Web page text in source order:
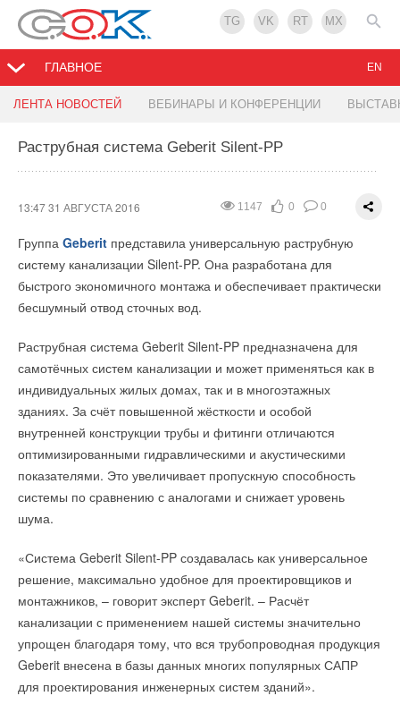
TG VK RT MX
ГЛАВНОЕ
ЛЕНТА НОВОСТЕЙ ВЕБИНАРЫ И КОНФЕРЕНЦИИ
EN
Раструбная система Geberit Silent-PP
1147 0 0
13:47 31 АВГУСТА 2016
Группа Geberit представила универсальную раструбную
систему канализации Silent-PP. Она разработана для
быстрого экономичного монтажа и обеспечивает практически
бесшумный отвод сточных вод.
Раструбная система Geberit Silent-PP предназначена для
самотёчных систем канализации и может применяться как в
индивидуальных жилых домах, так и в многоэтажных
зданиях. За счёт повышенной жёсткости и особой
внутренней конструкции трубы и фитинги отличаются
оптимизированными гидравлическими и акустическими
показателями. Это увеличивает пропускную способность
системы по сравнению с аналогами и снижает уровень
шума.
«Система Geberit Silent-PP создавалась как универсальное
решение, максимально удобное для проектировщиков и
монтажников, – говорит эксперт Geberit. – Расчёт
канализации с применением нашей системы значительно
упрощен благодаря тому, что вся трубопроводная продукция
Geberit внесена в базы данных многих популярных САПР
для проектирования инженерных систем зданий».
Модернизация увлажнителей Pioneer
2389
11:51 31 АВГУСТА 2016
производственного комплекса осуществила модернизацию
контроллеры EM2X00-X1 с расширенным функционалом
осуществляют комплексное управление увлажнителем по
датчику влажности окружающей среды и канальному
датчику-ограничителю. В результате усовершенствования
воздуховоде в процессе увлажнения воздуха.
Отметим, что модернизация не вызвала изменения
стоимости оборудования.
Пароувлажнители Pioneer серии SMART, производятся в
Южной Корее и созданы специально для частных,
административных и коммерческих объектов. Агрегаты
сочетают в себе стильный европейский дизайн и приятное
SMART укомплектованы бесшумным контактором,
современной системой управления и долговечными
многоразовыми цилиндрами. Благодаря встроенной плате
прибор легко подключить к системе «Умный дом», используя
протокол Modbus.
Мультизональные VRF системы Bosch
3766 10 0
09:49 31 АВГУСТА 2016
В июле месяце компания
первая в России осуществила
VRF BOSCH.
В августе осуществлена установка и запуск двух VRF систем
Boschмощностью 28 кВт каждая.
Мультизональные VRF системы Bosch установлены в Санкт-
Петербурге, в здании Проектного института №1 по адресу:
Державенский пер. ,д.5
В процессе установки и запуска оборудование Bosch
зарекомендовало себя как профессиональная
высококачественная техника.
Читайте по теме:
→
LaggarTT на стенде Минпромторга России на выставке
НОВОСТИ СОК 11 ИЮЛЯ 2025
→ «Севергрупп» продала бывший завод Bosch
НОВОСТИ СОК 25 ИЮНЯ 2025
→
Bosch объявил о крупнейшей за свою 137-летнюю
историю сделке
НОВОСТИ СОК 25 ИЮЛЯ 2024